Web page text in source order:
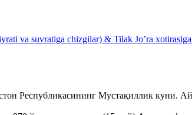
va suvratiga chizgilar) & Tilak Jo’ra
Республикасининг Мустақиллик